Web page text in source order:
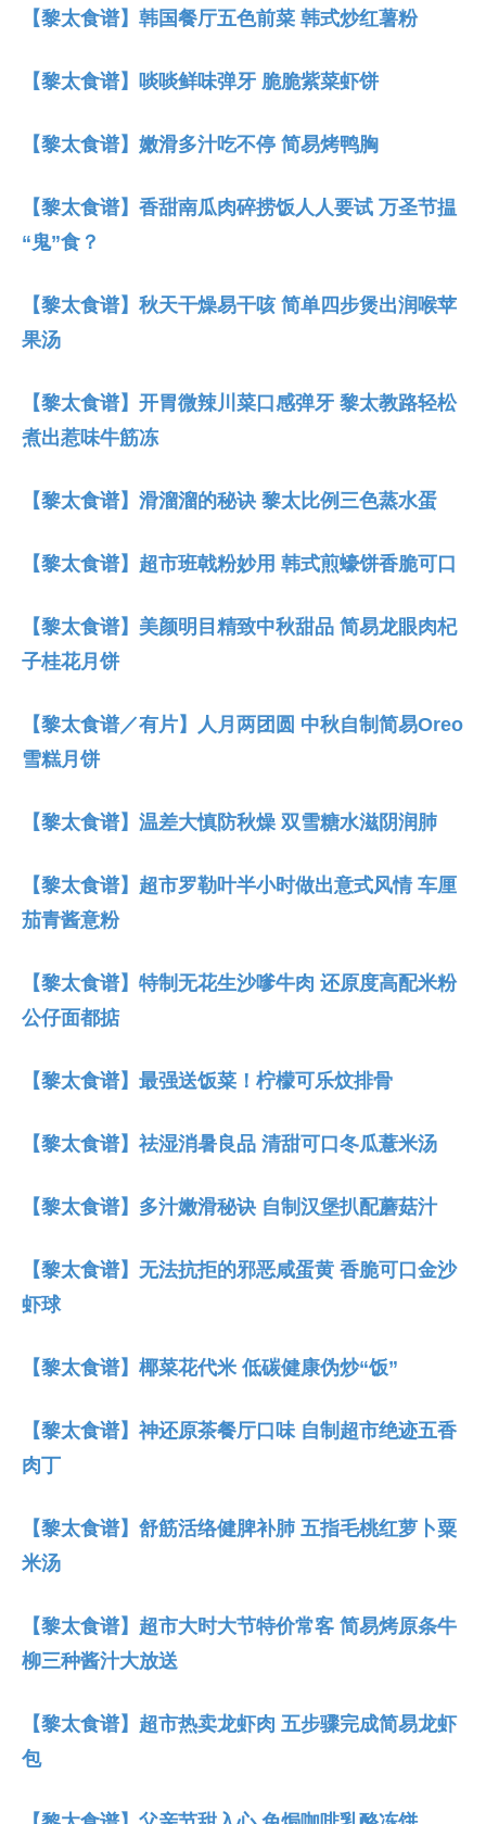
【黎太食谱】韩国餐厅五色前菜 韩式炒红薯粉
【黎太食谱】啖啖鲜味弹牙 脆脆紫菜虾饼
【黎太食谱】嫩滑多汁吃不停 简易烤鸭胸
【黎太食谱】香甜南瓜肉碎捞饭人人要试 万圣节揾
“鬼”食？
【黎太食谱】秋天干燥易干咳 简单四步煲出润喉苹
果汤
【黎太食谱】开胃微辣川菜口感弹牙 黎太教路轻松
煮出惹味牛筋冻
【黎太食谱】滑溜溜的秘诀 黎太比例三色蒸水蛋
【黎太食谱】超市班戟粉妙用 韩式煎蠔饼香脆可口
【黎太食谱】美颜明目精致中秋甜品 简易龙眼肉杞
子桂花月饼
【黎太食谱／有片】人月两团圆 中秋自制简易Oreo
雪糕月饼
【黎太食谱】温差大慎防秋燥 双雪糖水滋阴润肺
【黎太食谱】超市罗勒叶半小时做出意式风情 车厘
茄青酱意粉
【黎太食谱】特制无花生沙嗲牛肉 还原度高配米粉
公仔面都掂
【黎太食谱】最强送饭菜！柠檬可乐炆排骨
【黎太食谱】祛湿消暑良品 清甜可口冬瓜薏米汤
【黎太食谱】多汁嫩滑秘诀 自制汉堡扒配蘑菇汁
【黎太食谱】无法抗拒的邪恶咸蛋黄 香脆可口金沙
虾球
【黎太食谱】椰菜花代米 低碳健康伪炒“饭”
【黎太食谱】神还原茶餐厅口味 自制超市绝迹五香
肉丁
【黎太食谱】舒筋活络健脾补肺 五指毛桃红萝卜粟
米汤
【黎太食谱】超市大时大节特价常客 简易烤原条牛
柳三种酱汁大放送
【黎太食谱】超市热卖龙虾肉 五步骤完成简易龙虾
包